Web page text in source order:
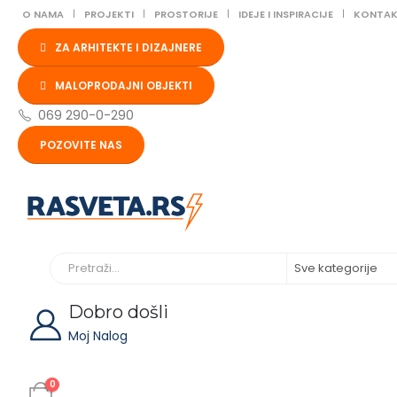
O NAMA PROJEKTI PROSTORIJE IDEJE I INSPIRACIJE
ZA ARHITEKTE I DIZAJNERE
MALOPRODAJNI OBJEKTI
069 290-0-290
POZOVITE NAS
Dobro došli
Moj Nalog
0